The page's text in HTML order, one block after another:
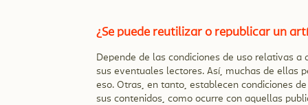
¿Se puede reutilizar o republicar un
Depende de las condiciones de uso relativas
sus eventuales lectores. Así, muchas de ellas
eso. Otras, en tanto, establecen condiciones
sus contenidos, como ocurre con aquellas